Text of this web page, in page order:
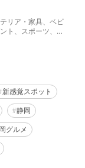
リア・家具、ベビ
ト、スポーツ、ペ
新感覚スポット
静岡
グルメ